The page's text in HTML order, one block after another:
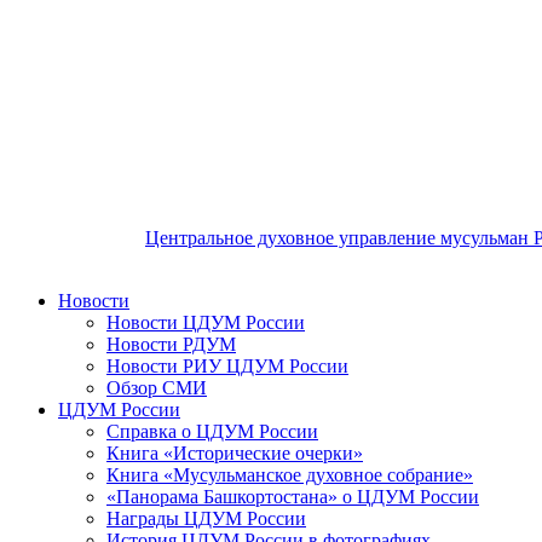
Центральное духовное управление мусульман
Новости
Новости ЦДУМ России
Новости РДУМ
Новости РИУ ЦДУМ России
Обзор СМИ
ЦДУМ России
Справка о ЦДУМ России
Книга «Исторические очерки»
Книга «Мусульманское духовное собрание»
«Панорама Башкортостана» о ЦДУМ России
Награды ЦДУМ России